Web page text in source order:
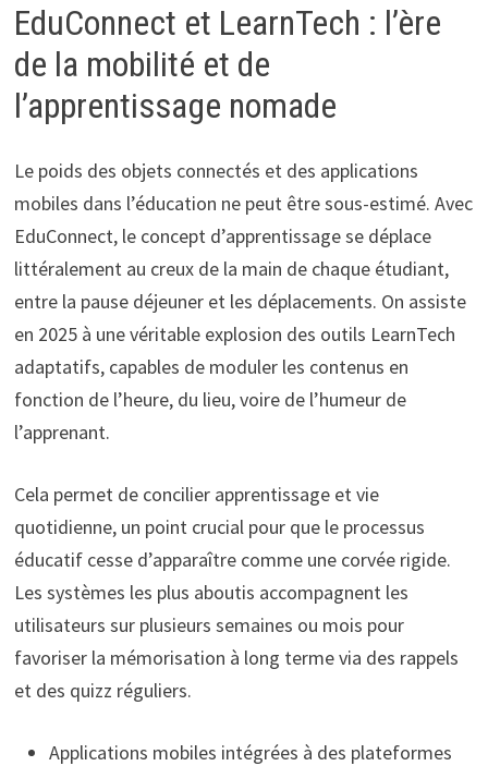
EduConnect et LearnTech : l’ère
de la mobilité et de
l’apprentissage nomade
Le poids des objets connectés et des applications
mobiles dans l’éducation ne peut être sous-estimé. Avec
EduConnect, le concept d’apprentissage se déplace
littéralement au creux de la main de chaque étudiant,
entre la pause déjeuner et les déplacements. On assiste
en 2025 à une véritable explosion des outils LearnTech
adaptatifs, capables de moduler les contenus en
fonction de l’heure, du lieu, voire de l’humeur de
l’apprenant.
Cela permet de concilier apprentissage et vie
quotidienne, un point crucial pour que le processus
éducatif cesse d’apparaître comme une corvée rigide.
Les systèmes les plus aboutis accompagnent les
utilisateurs sur plusieurs semaines ou mois pour
favoriser la mémorisation à long terme via des rappels
et des quizz réguliers.
Applications mobiles intégrées à des plateformes